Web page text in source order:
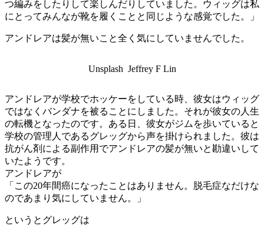
つ編みをしたりして楽しんだりしていました。ウィッグは私
にとってみんなが靴を履くことと同じような感覚でした。」
アンドレアは髪が無いこと全く気にしていませんでした。
Unsplash Jeffrey F Lin
アンドレアが学校でホッケーをしている時、彼女はウィッグ
ではなくバンダナを被ることにしました。それが彼女の人生
の転機となったのです。ある日、彼女がジムを歩いていると
学校の管理人であるグレッグから声を掛けられました。彼は
抗がん剤による副作用でアンドレアの髪が無いと勘違いして
いたようです。
アンドレアが
「この20年間癌になったことはありません。脱毛症なだけな
のであまり気にしていません。」
というとグレッグは